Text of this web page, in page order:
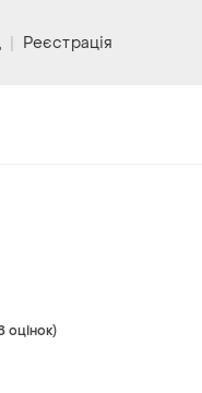
| Реєстрація
оцінок)